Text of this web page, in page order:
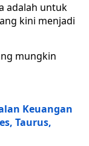
adalah untuk
kini menjadi
mungkin
Keuangan
Taurus,